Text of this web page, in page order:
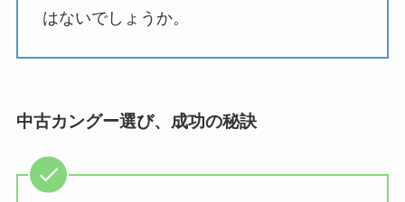
はないでしょうか。
中古カングー選び、成功の秘訣